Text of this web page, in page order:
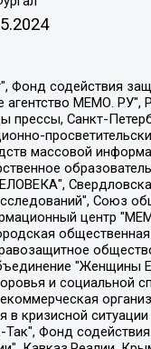
Викторовна, Петров Алексей Викторович, Пискунов Сергей Евгеньевич, Смирнов Сергей Сергеевич, Тихонов Михаил Сергеевич, Общество с ограниченной ответственностью "ЖУРНАЛИСТ-ИНОСТРАННЫЙ АГЕНТ", Арапова Галина Юрьевна, Вольтская Татьяна Анатольевна, Американская компания "Mason G.E.S. Anonymous Foundation" (США), являющаяся владельцем интернет-издания https://mnews.world/, Компания "Stichting Bellingcat", зарегистрированная в Нидерландах (дата регистрации 11.07.2018), Захаров Андрей Вячеславович, Клепиковская Екатерина Дмитриевна, Общество с ограниченной ответственностью "МЕМО", Перл Роман Александрович, Симонов Евгений Алексеевич, Соловьева Елена Анатольевна, Сотников Даниил Владимирович, Сурначева Елизавета Дмитриевна, Автономная некоммерческая организация по защите прав человека и информированию населения "Якутия – Наше Мнение", Общество с ограниченной ответственностью "Москоу диджитал медиа", с 26.01.2023 Общество с ограниченной ответственностью "Чайка Белые сады", Ветошкина Валерия Валерьевна, Заговора Максим Александрович, Межрегиональное общественное движение "Российская ЛГБТ - сеть", Оленичев Максим Владимирович, Павлов Иван Юрьевич, Скворцова Елена Сергеевна,